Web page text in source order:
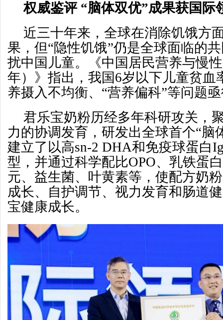
权威鉴评 “脑体双优”成果获国际
近三十年来，全球在消除饥饿方
果，但“隐性饥饿”仍是全球面临的
扰中国儿童。《中国居民营养与慢
年）》指出，我国6岁以下儿童贫血
养摄入不均衡、“营养偏科”等问题
君乐宝奶粉历经多年科研攻关，
力的协调发育，研发出全球首个“脑
建立了以高sn-2 DHA和免疫球蛋白
型，并通过科学配比OPO、乳铁蛋
元、益生菌、叶黄素等，使配方奶
成长、自护调节、视力发育和肠道
宝健康成长。